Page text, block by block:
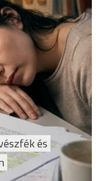
és